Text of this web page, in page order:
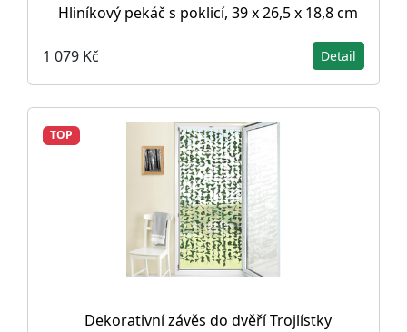
Hliníkový pekáč s poklicí, 39 x 26,5 x 18,8 cm
1 079 Kč Detail
TOP
Dekorativní závěs do dvěří Trojlístky